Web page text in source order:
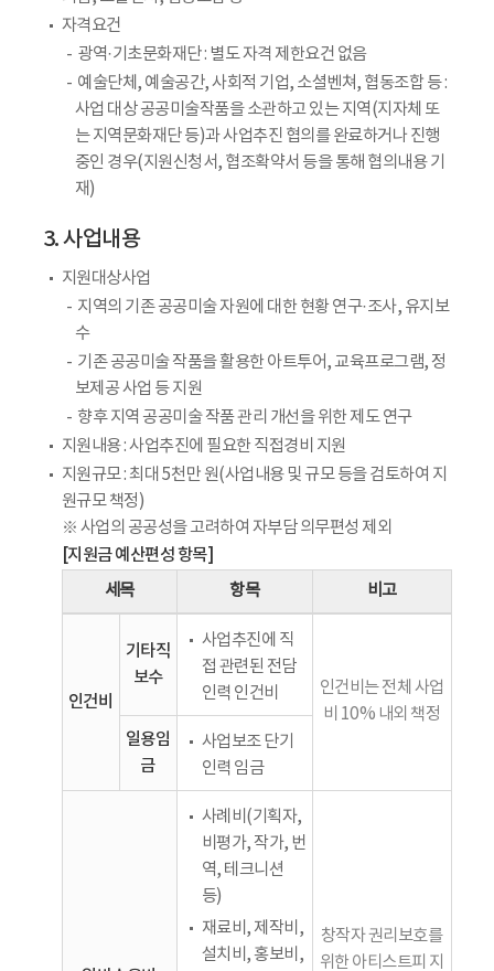
자격요건
광역·기초문화재단 : 별도 자격 제한요건 없음
예술단체, 예술공간, 사회적 기업, 소셜벤쳐, 협동조합 등 :
사업 대상 공공미술작품을 소관하고 있는 지역(지자체 또
는 지역문화재단 등)과 사업추진 협의를 완료하거나 진행
중인 경우(지원신청서, 협조확약서 등을 통해 협의내용 기
재)
3. 사업내용
지원대상사업
지역의 기존 공공미술 자원에 대한 현황 연구·조사, 유지보
수
기존 공공미술 작품을 활용한 아트투어, 교육프로그램, 정
보제공 사업 등 지원
향후 지역 공공미술 작품 관리 개선을 위한 제도 연구
지원내용 : 사업추진에 필요한 직접경비 지원
지원규모 : 최대 5천만 원(사업내용 및 규모 등을 검토하여 지
원규모 책정)
※ 사업의 공공성을 고려하여 자부담 의무편성 제외
[지원금 예산편성 항목]
세목 항목 비고
인건비
기타직
보수
사업추진에 직
접 관련된 전담
인력 인건비
인건비는 전체 사업
비 10% 내외 책정
일용임
금
사업보조 단기
인력 임금
사례비(기획자,
비평가, 작가, 번
역, 테크니션
등)
재료비, 제작비,
설치비, 홍보비,
창작자 권리보호를
위한 아티스트피 지